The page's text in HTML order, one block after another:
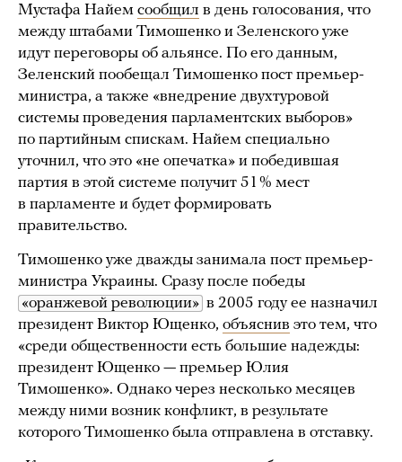
Мустафа Найем сообщил в день голосования, что
между штабами Тимошенко и Зеленского уже
идут переговоры об альянсе. По его данным,
Зеленский пообещал Тимошенко пост премьер-
министра, а также «внедрение двухтуровой
системы проведения парламентских выборов»
по партийным спискам. Найем специально
уточнил, что это «не опечатка» и победившая
партия в этой системе получит 51 % мест
в парламенте и будет формировать
правительство.
Тимошенко уже дважды занимала пост премьер-
министра Украины. Сразу после победы
«оранжевой революции» в 2005 году ее назначил
президент Виктор Ющенко, объяснив это тем, что
«среди общественности есть большие надежды:
президент Ющенко — премьер Юлия
Тимошенко». Однако через несколько месяцев
между ними возник конфликт, в результате
которого Тимошенко была отправлена в отставку.